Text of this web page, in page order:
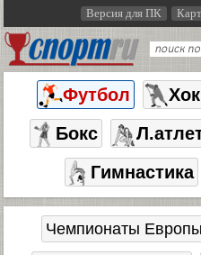
Версия для ПК
Футбол
Бокс
Гимнастика
Чемпионаты Европы